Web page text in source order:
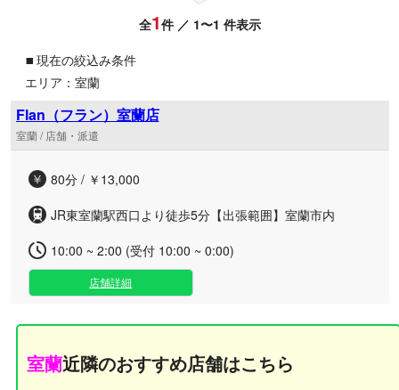
全1件 ／ 1〜1 件表示
▪ 現在の絞込み条件
エリア：室蘭
Flan（フラン）室蘭店
室蘭 / 店舗・派遣
80分 / ￥13,000
JR東室蘭駅西口より徒歩5分【出張範囲】室蘭市内
10:00 ~ 2:00 (受付 10:00 ~ 0:00)
店舗詳細
室蘭近隣のおすすめ店舗はこちら